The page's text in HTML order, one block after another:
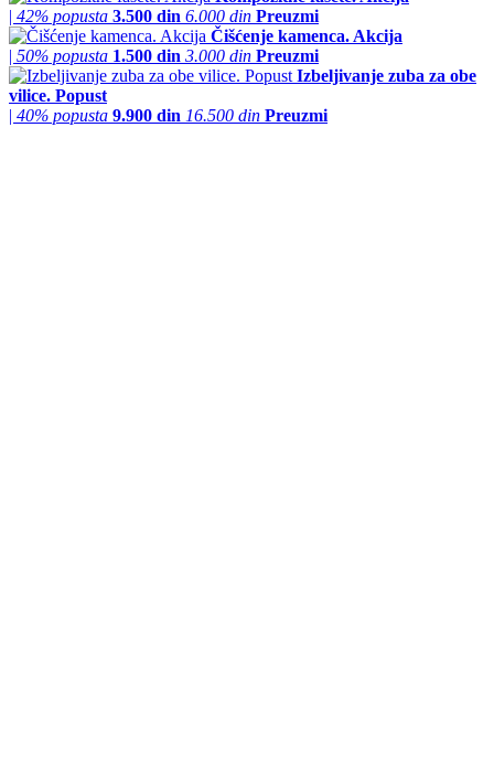
| 42% popusta 3.500 din 6.000 din Preuzmi
Čišćenje kamenca. Akcija
| 50% popusta 1.500 din 3.000 din Preuzmi
Izbeljivanje zuba za obe
vilice. Popust
| 40% popusta 9.900 din 16.500 din Preuzmi